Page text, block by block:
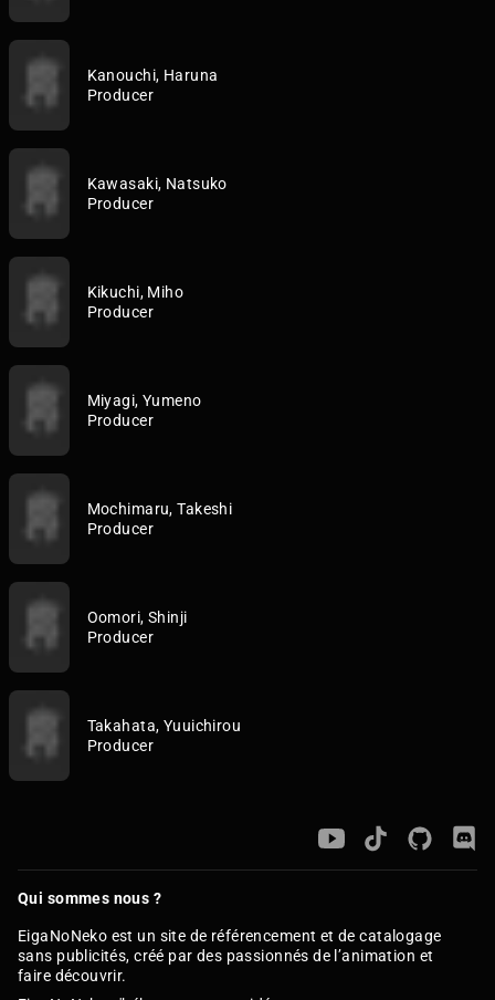
Kanouchi, Haruna
Producer
Kawasaki, Natsuko
Producer
Kikuchi, Miho
Producer
Miyagi, Yumeno
Producer
Mochimaru, Takeshi
Producer
Oomori, Shinji
Producer
Takahata, Yuuichirou
Producer
Qui sommes nous ?
EigaNoNeko est un site de référencement et de catalogage
sans publicités, créé par des passionnés de l’animation et
faire découvrir.